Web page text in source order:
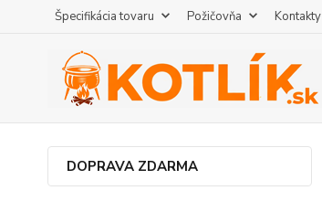
Špecifikácia tovaru Požičovňa Kontakty
DOPRAVA ZDARMA